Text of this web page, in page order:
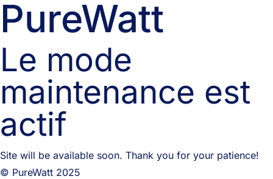
PureWatt
Le mode
maintenance est
actif
Site will be available soon. Thank you for your patience!
© PureWatt 2025